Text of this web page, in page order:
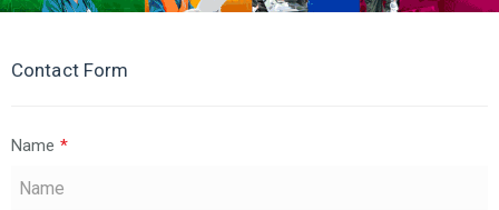
Contact Form
Name *